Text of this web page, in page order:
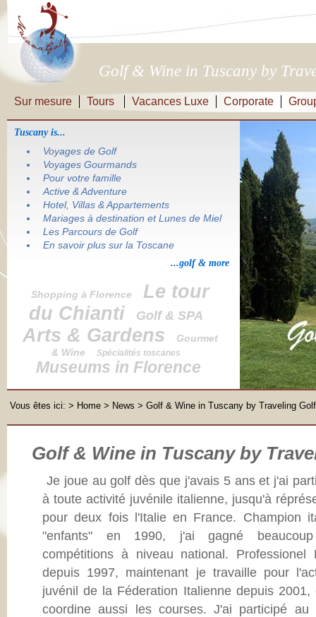
Golf & Wine in Tuscany by
Sur mesure Tours Vacances Luxe Corporate
Tuscany is...
Voyages de Golf
Voyages Gourmands
Pour votre famille
Active & Adventure
Hotel, Villas & Appartements
Mariages à destination et Lunes de Miel
Les Parcours de Golf
En savoir plus sur la Toscane
...golf & more
Shopping à Florence
Le tour
du Chianti
Golf & SPA
Arts & Gardens
Gourmet
& Wine
Spécialités toscanes
Museums in Florence
Vous êtes ici: > Home > News > Golf & Wine in Tuscany by Traveling
Golf & Wine in Tuscany by
Je joue au golf dès que j'avais 5 ans et j'ai
à toute activité juvénile italienne, jusqu'à
pour deux fois l'Italie en France. Champion
"enfants" en 1990, j'ai gagné
compétitions à niveau national. Professionel
depuis 1997, maintenant je travaille pour
juvénil de la Féderation Italienne depuis 2001,
coordine aussi les courses. J'ai participé au